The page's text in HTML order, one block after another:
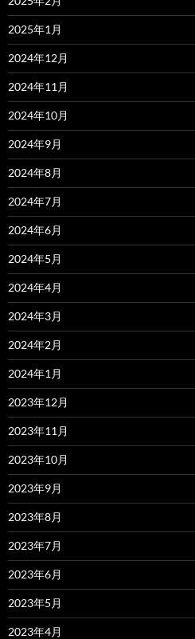
2025年1月
2024年12月
2024年11月
2024年10月
2024年9月
2024年8月
2024年7月
2024年6月
2024年5月
2024年4月
2024年3月
2024年2月
2024年1月
2023年12月
2023年11月
2023年10月
2023年9月
2023年8月
2023年7月
2023年6月
2023年5月
2023年4月